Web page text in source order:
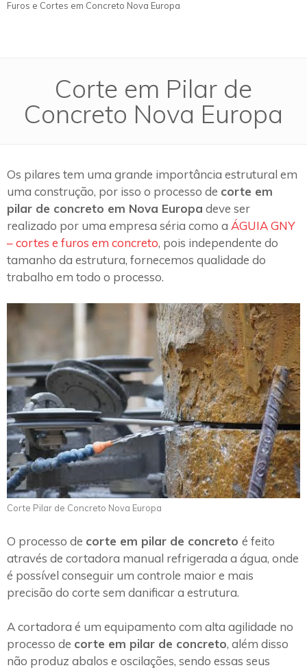
Furos e Cortes em Concreto Nova Europa
Corte em Pilar de
Concreto Nova Europa
Os pilares tem uma grande importância estrutural em
uma construção, por isso o processo de corte em
pilar de concreto em Nova Europa deve ser
realizado por uma empresa séria como a ÁGUIA GNY
– cortes e furos em concreto, pois independente do
tamanho da estrutura, fornecemos qualidade do
trabalho em todo o processo.
Corte Pilar de Concreto Nova Europa
O processo de corte em pilar de concreto é feito
através de cortadora manual refrigerada a água, onde
é possível conseguir um controle maior e mais
precisão do corte sem danificar a estrutura.
A cortadora é um equipamento com alta agilidade no
processo de corte em pilar de concreto, além disso
não produz abalos e oscilações, sendo essas seus